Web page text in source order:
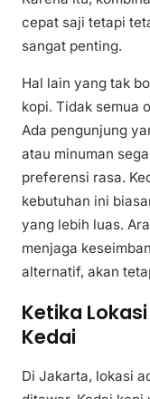
cepat saji tetapi
sangat penting.
Hal lain yang tak
kopi. Tidak semua
Ada pengunjung
atau minuman
preferensi rasa.
kebutuhan ini
yang lebih luas.
menjaga
alternatif, akan
Ketika
Kedai
Di Jakarta, lokasi